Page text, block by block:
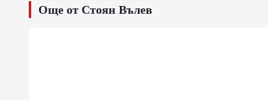
Още от Стоян Вълев